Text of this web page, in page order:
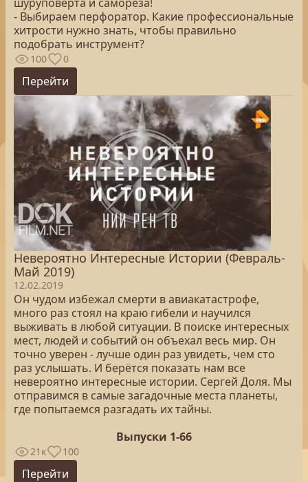
- Выбираем перфоратор. Какие профессиональные
хитрости нужно знать, чтобы правильно
подобрать инструмент?
100 0
Перейти
Невероятно Интересные Истории (Февраль-
Май 2019)
12.02.2019
Он чудом избежал смерти в авиакатастрофе,
много раз стоял на краю гибели и научился
выживать в любой ситуации. В поиске интересных
мест, людей и событий он объехал весь мир. Он
точно уверен - лучше один раз увидеть, чем сто
раз услышать. И берётся показать нам все
невероятно интересные истории. Сергей Доля. Мы
отправимся в самые загадочные места планеты,
где попытаемся разгадать их тайны.
Выпуски 1-66
21к 100
Перейти